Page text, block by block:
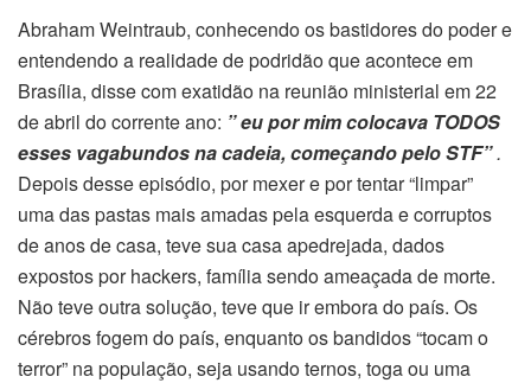
Abraham Weintraub, conhecendo os bastidores do poder e
entendendo a realidade de podridão que acontece em
Brasília, disse com exatidão na reunião ministerial em 22
de abril do corrente ano: ” eu por mim colocava TODOS
esses vagabundos na cadeia, começando pelo STF”.
Depois desse episódio, por mexer e por tentar “limpar”
uma das pastas mais amadas pela esquerda e corruptos
de anos de casa, teve sua casa apedrejada, dados
expostos por hackers, família sendo ameaçada de morte.
Não teve outra solução, teve que ir embora do país. Os
cérebros fogem do país, enquanto os bandidos “tocam o
terror” na população, seja usando ternos, toga ou uma